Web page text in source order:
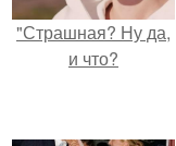
"Страшная? Ну да,
и что?